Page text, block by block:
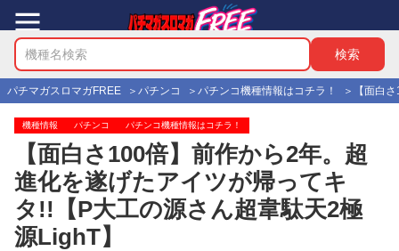
パチマガスロマガFREE パチンコ パチンコ機種情報はコチラ！ 【面白
機種情報 パチンコ パチンコ機種情報はコチラ！
【面白さ100倍】前作から2年。超
進化を遂げたアイツが帰ってキ
タ!!【P大工の源さん超韋駄天2極
源LighT】